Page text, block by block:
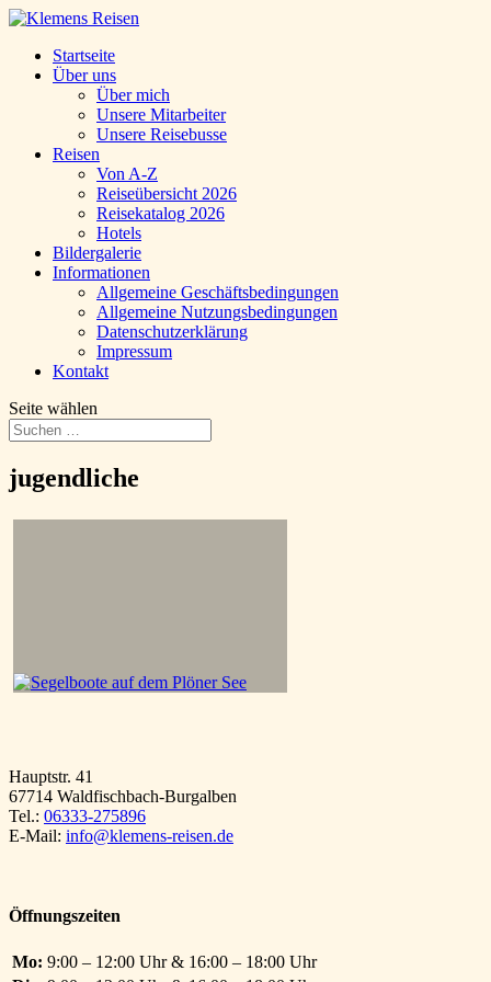
Startseite
Über uns
Über mich
Unsere Mitarbeiter
Unsere Reisebusse
Reisen
Von A-Z
Reiseübersicht 2026
Reisekatalog 2026
Hotels
Bildergalerie
Informationen
Allgemeine Geschäftsbedingungen
Allgemeine Nutzungsbedingungen
Datenschutzerklärung
Impressum
Kontakt
Seite wählen
jugendliche
Hauptstr. 41
67714 Waldfischbach-Burgalben
Tel.: 06333-275896
E-Mail: info@klemens-reisen.de
Öffnungszeiten
Mo: 9:00 – 12:00 Uhr & 16:00 – 18:00 Uhr